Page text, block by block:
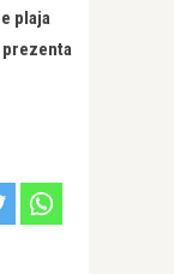
plaja
prezenta